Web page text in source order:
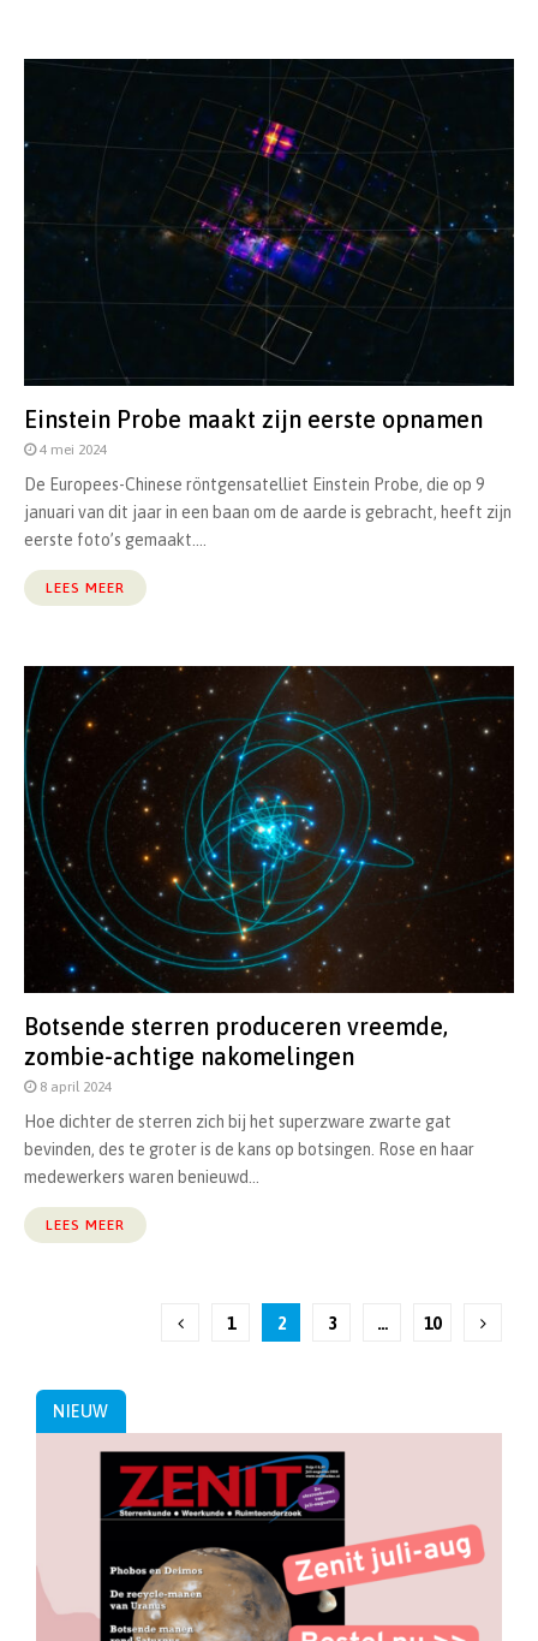
Einstein Probe maakt zijn eerste opnamen
4 mei 2024
De Europees-Chinese röntgensatelliet Einstein Probe, die op 9
januari van dit jaar in een baan om de aarde is gebracht, heeft zijn
eerste foto’s gemaakt....
LEES MEER
Botsende sterren produceren vreemde,
zombie-achtige nakomelingen
8 april 2024
Hoe dichter de sterren zich bij het superzware zwarte gat
bevinden, des te groter is de kans op botsingen. Rose en haar
medewerkers waren benieuwd...
LEES MEER
1 2 3 … 10
NIEUW